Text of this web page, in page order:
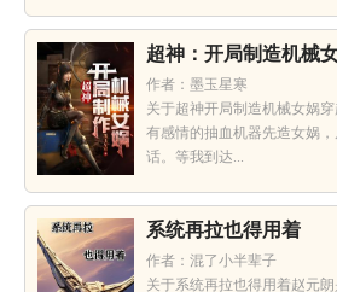
超神：开局制造机械
作者：墨玉星寒
关于超神开局制造机械女娲
有感情的抽血机器先造女娲
话。等我到达...
系统再拉也得用着
作者：混了小半辈子
关于系统再拉也得用着赵元